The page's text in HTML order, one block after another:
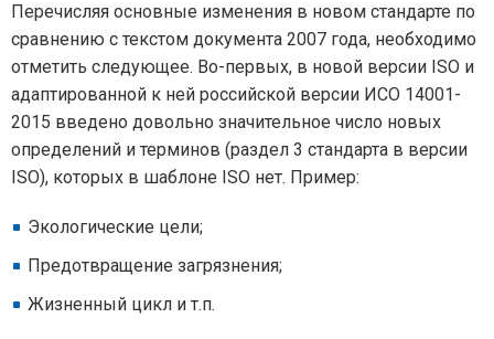
Перечисляя основные изменения в новом стандарте по
сравнению с текстом документа 2007 года, необходимо
отметить следующее. Во-первых, в новой версии ISO и
адаптированной к ней российской версии ИСО 14001-
2015 введено довольно значительное число новых
определений и терминов (раздел 3 стандарта в версии
ISO), которых в шаблоне ISO нет. Пример:
Экологические цели;
Предотвращение загрязнения;
Жизненный цикл и т.п.